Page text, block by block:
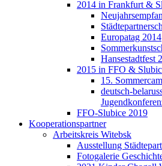
2014 in Frankfurt &
Europatag 2014
Hansestadtfest
2015 in FFO &
15.
deutsch-
FFO-Slubice 2019
Kooperationspartner
Arbeitskreis Witebsk
Ausstellung
Fotogalerie